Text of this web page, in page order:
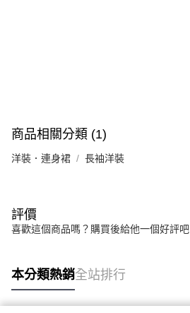
商品相關分類 (1)
洋裝．連身裙 長袖洋裝
評價
喜歡這個商品嗎？購買後給他一個好評吧
本分類熱銷全站排行